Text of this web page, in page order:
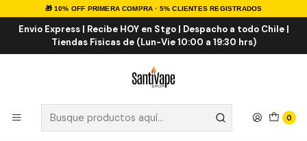
🎁 10% OFF PRIMERA COMPRA · 5% CLIENTES REGISTRADOS
Envio Express | Recibe HOY en Stgo | Despacho a todo Chile |
Tiendas Fisicas de (Lun-Vie 10:00 a 19:30 hrs)
0
Inicio VAPE DESECHABLES VAPE FRUTALES
Strawberry Raspberry Cherry 7K Puff